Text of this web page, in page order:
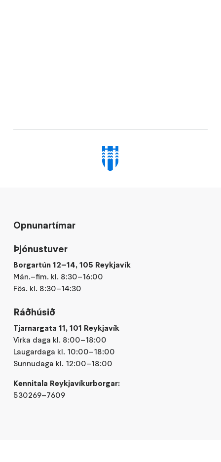
Opnunartímar
Þjónustuver
Borgartún 12–14, 105 Reykjavík
Mán.–fim. kl. 8:30–16:00
Fös. kl. 8:30–14:30
Ráðhúsið
Tjarnargata 11, 101 Reykjavík
Virka daga kl. 8:00–18:00
Laugardaga kl. 10:00–18:00
Sunnudaga kl. 12:00–18:00
Kennitala Reykjavíkurborgar:
530269–7609